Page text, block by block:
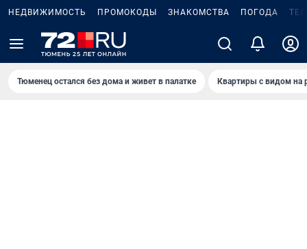
НЕДВИЖИМОСТЬ ПРОМОКОДЫ ЗНАКОМСТВА ПОГОДА
Тюменец остался без дома и живет в палатке Квартиры с видом на